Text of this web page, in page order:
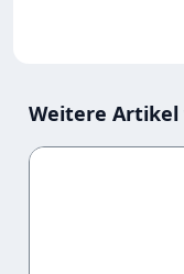
Weitere Artikel
Produktgalerie